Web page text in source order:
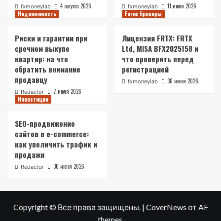
fxmoneylab 4 августа 2026 fxmoneylab
11 июля 2026
Недвижимость
Риски и гарантии при
срочном выкупе
квартир: на что
обратить внимание
продавцу
Redactor 7 июля 2026
Forex брокеры
Лицензия FRTX: FRTX
Ltd, MISA BFX2025158 и
что проверить перед
регистрацией
fxmoneylab 30 июня 2026
Инвестиции
SEO-продвижение
сайтов в e-commerce:
как увеличить трафик и
продажи
Redactor 30 июня 2026
Copyright © Все права защищены. | CoverNews от AF